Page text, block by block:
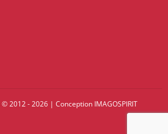
© 2012 - 2026 | Conception IMAGOSPIRIT